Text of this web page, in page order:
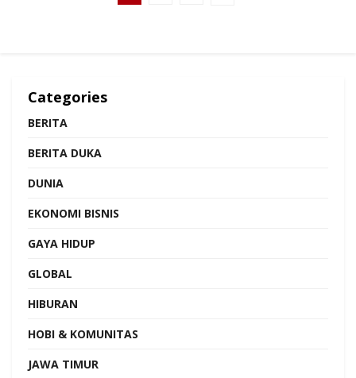
Categories
BERITA
BERITA DUKA
DUNIA
EKONOMI BISNIS
GAYA HIDUP
GLOBAL
HIBURAN
HOBI & KOMUNITAS
JAWA TIMUR